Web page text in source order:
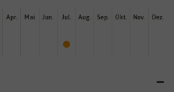
Apr. Mai Jun. Jul. Aug. Sep. Okt. Nov. Dez.